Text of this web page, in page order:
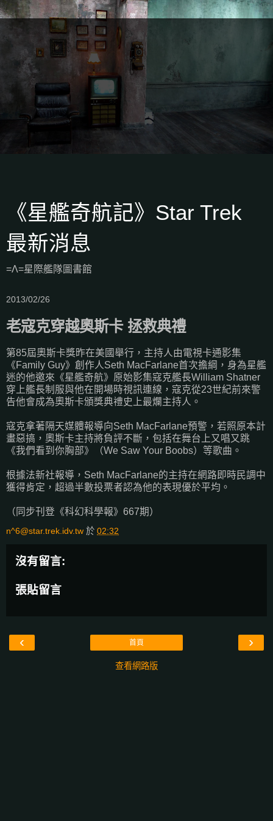
《星艦奇航記》Star Trek
最新消息
=Λ=星際艦隊圖書館
2013/02/26
老寇克穿越奧斯卡 拯救典禮
第85屆奧斯卡獎昨在美國舉行，主持人由電視卡通影集
《Family Guy》創作人Seth MacFarlane首次擔綱，身為星艦
迷的他邀來《星艦奇航》原始影集寇克艦長William Shatner
穿上艦長制服與他在開場時視訊連線，寇克從23世紀前來警
告他會成為奧斯卡頒獎典禮史上最爛主持人。
寇克拿著隔天媒體報導向Seth MacFarlane預警，若照原本計
畫惡搞，奧斯卡主持將負評不斷，包括在舞台上又唱又跳
《我們看到你胸部》（We Saw Your Boobs）等歌曲。
根據法新社報導，Seth MacFarlane的主持在網路即時民調中
獲得肯定，超過半數投票者認為他的表現優於平均。
（同步刊登《科幻科學報》667期）
n^6@star.trek.idv.tw 於 02:32
沒有留言:
張貼留言
‹ ›
首頁
查看網路版